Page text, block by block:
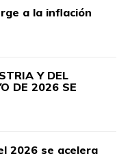
a la inflación
Y DEL
DE 2026 SE
2026 se acelera